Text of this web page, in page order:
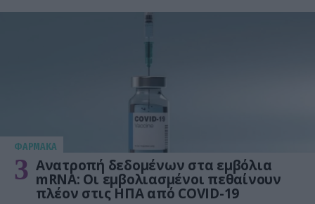
ΦΑΡΜΑΚΑ
3 Ανατροπή δεδομένων στα εμβόλια
mRNA: Οι εμβολιασμένοι πεθαίνουν
πλέον στις ΗΠΑ από COVID-19